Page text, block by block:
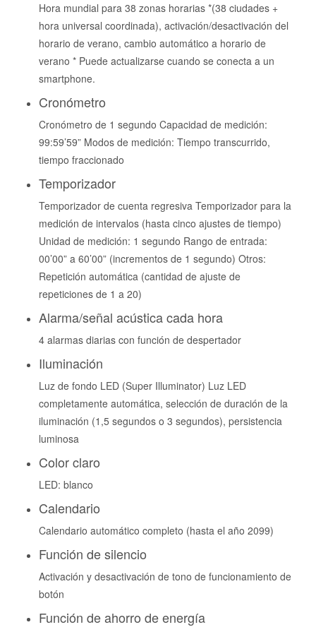
Hora mundial para 38 zonas horarias *(38 ciudades +
hora universal coordinada), activación/desactivación del
horario de verano, cambio automático a horario de
verano * Puede actualizarse cuando se conecta a un
smartphone.
Cronómetro
Cronómetro de 1 segundo Capacidad de medición:
99:59’59” Modos de medición: Tiempo transcurrido,
tiempo fraccionado
Temporizador
Temporizador de cuenta regresiva Temporizador para la
medición de intervalos (hasta cinco ajustes de tiempo)
Unidad de medición: 1 segundo Rango de entrada:
00’00” a 60’00” (incrementos de 1 segundo) Otros:
Repetición automática (cantidad de ajuste de
repeticiones de 1 a 20)
Alarma/señal acústica cada hora
4 alarmas diarias con función de despertador
Iluminación
Luz de fondo LED (Super Illuminator) Luz LED
completamente automática, selección de duración de la
iluminación (1,5 segundos o 3 segundos), persistencia
luminosa
Color claro
LED: blanco
Calendario
Calendario automático completo (hasta el año 2099)
Función de silencio
Activación y desactivación de tono de funcionamiento de
botón
Función de ahorro de energía